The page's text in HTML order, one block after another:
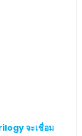
จะเชื่อม